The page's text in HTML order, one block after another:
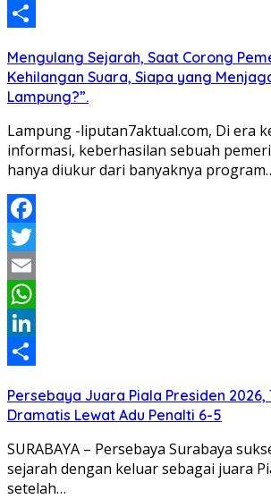
LinkedIn
Mengulang Sejarah, Saat Corong
Kehilangan Suara, Siapa yang
Lampung?”.
Lampung -liputan7aktual.com, Di era
informasi, keberhasilan sebuah
hanya diukur dari banyaknya
Facebook
Twitter
Email
WhatsApp
LinkedIn
Persebaya Juara Piala Presiden 2026,
Dramatis Lewat Adu Penalti 6-5
SURABAYA – Persebaya Surabaya
sejarah dengan keluar sebagai juara
setelah…